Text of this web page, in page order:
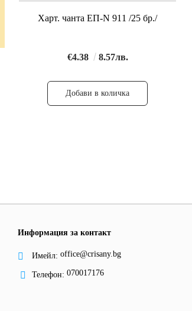
Харт. чанта ЕП-N 911 /25 бр./
€4.38 8.57лв.
Информация за контакт
Имейл: office@crisany.bg
Телефон: 070017176